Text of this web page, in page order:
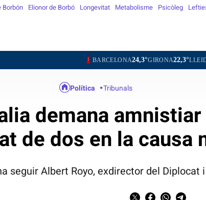
Borbón Elionor de Borbó Longevitat Metabolisme Psicòleg
24,3° GIRONA22,3°LLEIDA24,2°
Política Tribunals
demana
de dos en la causa
seguir Albert Royo, exdirector del